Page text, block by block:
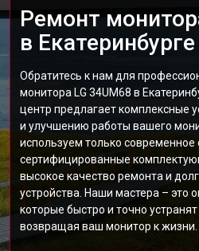
Ремонт
в Екатеринбурге
Обратитесь к нам для
монитора LG 34UM68 в
центр предлагает комплексные
и улучшению работы вашего
используем только современное
сертифицированные
высокое качество ремонта и
устройства. Наши мастера – это
которые быстро и точно
возвращая ваш монитор к жизни.